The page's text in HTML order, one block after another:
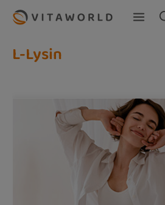
Zum Hauptinhalt springen
L-Lysin